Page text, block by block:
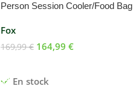
Person Session Cooler/Food Bag
Fox
En stock
169,99€ 164,99 €